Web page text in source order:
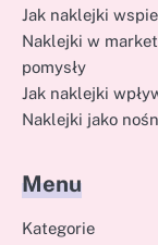
Jak naklejki
Naklejki w
pomysły
Jak naklejki
Naklejki jako
Menu
Kategorie